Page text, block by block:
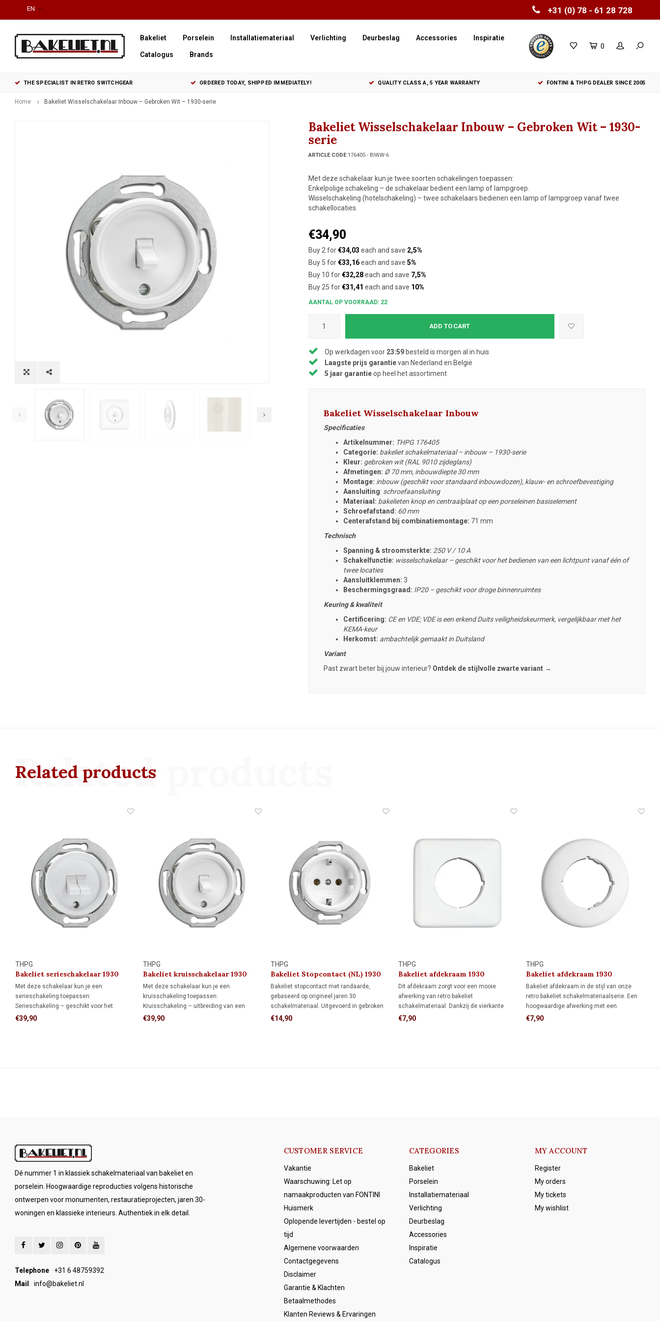
+31 (0) 78 - 61 28 728
EN
Bakeliet Porselein Installatiemateriaal Verlichting Deurbeslag Accessories Inspiratie
Catalogus Brands
0
THE SPECIALIST IN RETRO SWITCHGEAR ORDERED TODAY, SHIPPED IMMEDIATELY! QUALITY CLASS A, 5 YEAR WARRANTY FONTINI & THPG DEALER SINCE 2005
Home Bakeliet Wisselschakelaar Inbouw – Gebroken Wit – 1930-serie
Bakeliet Wisselschakelaar Inbouw – Gebroken Wit – 1930-
serie
ARTICLE CODE176405 - BIWW-6
Met deze schakelaar kun je twee soorten schakelingen toepassen:
Enkelpolige schakeling – de schakelaar bedient een lamp of lampgroep.
Wisselschakeling (hotelschakeling) – twee schakelaars bedienen een lamp of lampgroep vanaf twee
schakellocaties.
€34,90
Buy 2 for€34,03 each and save 2,5%
Buy 5 for€33,16each and save 5%
Buy 10 for€32,28each and save 7,5%
Buy 25 for€31,41 each and save 10%
AANTAL OP VOORRAAD: 22
ADD TO CART
Op werkdagen voor 23:59besteld is morgen al in huis
Laagste prijs garantievan Nederland en België
5 jaar garantieop heel het assortiment
Bakeliet Wisselschakelaar Inbouw
Specificaties
Artikelnummer: THPG 176405
Categorie: bakeliet schakelmateriaal – inbouw – 1930-serie
Kleur: gebroken wit (RAL 9010 zijdeglans)
Afmetingen: Ø 70 mm, inbouwdiepte 30 mm
Montage: inbouw (geschikt voor standaard inbouwdozen), klauw- en schroefbevestiging
Aansluiting: schroefaansluiting
Materiaal: bakelieten knop en centraalplaat op een porseleinen basiselement
Schroefafstand: 60 mm
Centerafstand bij combinatiemontage: 71 mm
Technisch
Spanning & stroomsterkte: 250 V / 10 A
Schakelfunctie: wisselschakelaar – geschikt voor het bedienen van een lichtpunt vanaf één of
twee locaties
Aansluitklemmen: 3
Beschermingsgraad: IP20 – geschikt voor droge binnenruimtes
Keuring & kwaliteit
Certificering: CE en VDE; VDE is een erkend Duits veiligheidskeurmerk, vergelijkbaar met het
KEMA-keur
Herkomst: ambachtelijk gemaakt in Duitsland
Variant
Past zwart beter bij jouw interieur? Ontdek de stijlvolle zwarte variant →
Related products
Related products
THPG
Bakeliet serieschakelaar 1930
Met deze schakelaar kun je een
serieschakeling toepassen:
Serieschakeling – geschikt voor het
onafhankelijk schakelen van twee
€39,90
THPG
Bakeliet kruisschakelaar 1930
Met deze schakelaar kun je een
kruisschakeling toepassen:
Kruisschakeling – uitbreiding van een
wisselschakeling waarmee een lamp of
€39,90
THPG
Bakeliet Stopcontact (NL) 1930
Bakeliet stopcontact met randaarde,
gebaseerd op origineel jaren 30
schakelmateriaal. Uitgevoerd in gebroken
wit bakeliet en geschikt voor standaard
€14,90
THPG
Bakeliet afdekraam 1930
Dit afdekraam zorgt voor een mooie
afwerking van retro bakeliet
schakelmateriaal. Dankzij de vierkante
vorm biedt het meer dekking rondom de
€7,90
THPG
Bakeliet afdekraam 1930
Bakeliet afdekraam in de stijl van onze
retro bakeliet schakelmateriaalserie. Een
hoogwaardige afwerking met een
authentieke uitstraling.
€7,90
Dé nummer 1 in klassiek schakelmateriaal van bakeliet en
porselein. Hoogwaardige reproducties volgens historische
ontwerpen voor monumenten, restauratieprojecten, jaren 30-
woningen en klassieke interieurs. Authentiek in elk detail.
Telephone
+31 6 48759392
Mail
info@bakeliet.nl
CUSTOMER SERVICE
Vakantie
Waarschuwing: Let op
namaakproducten van FONTINI
Huismerk
Oplopende levertijden - bestel op
tijd
Algemene voorwaarden
Contactgegevens
Disclaimer
Garantie & Klachten
Betaalmethodes
Klanten Reviews & Ervaringen
CATEGORIES
Bakeliet
Porselein
Installatiemateriaal
Verlichting
Deurbeslag
Accessories
Inspiratie
Catalogus
MY ACCOUNT
Register
My orders
My tickets
My wishlist